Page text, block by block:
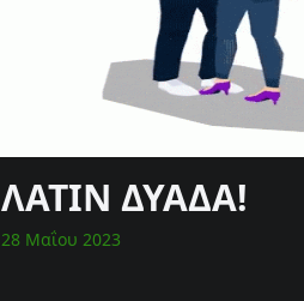
ΛΑΤΙΝ ΔΥΑΔΑ!
28 Μαΐου 2023